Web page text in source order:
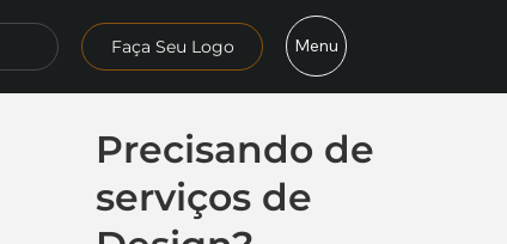
Faça Seu Logo Menu
Precisando de
serviços de